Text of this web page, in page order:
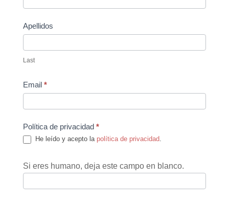
Apellidos
Last
Email *
Política de privacidad *
He leído y acepto la política de privacidad.
Si eres humano, deja este campo en blanco.